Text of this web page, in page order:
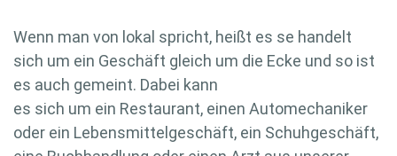
Wenn man von lokal spricht, heißt es se handelt
sich um ein Geschäft gleich um die Ecke und so ist
es auch gemeint. Dabei kann
es sich um ein Restaurant, einen Automechaniker
oder ein Lebensmittelgeschäft, ein Schuhgeschäft,